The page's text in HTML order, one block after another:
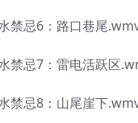
禁忌6：路口巷尾
禁忌7：雷电活跃区
禁忌8：山尾崖下